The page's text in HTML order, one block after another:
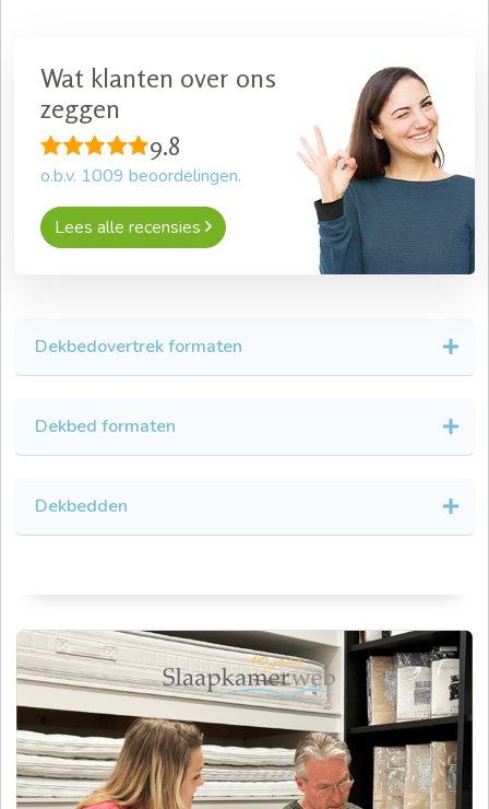
Wat klanten over ons
zeggen
9.8
o.b.v. 1009 beoordelingen.
Lees alle recensies
Dekbedovertrek formaten
Dekbed formaten
Dekbedden